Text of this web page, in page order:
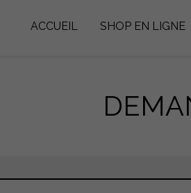
ACCUEIL SHOP EN LIGNE